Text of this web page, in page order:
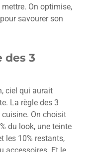
mettre. On optimise,
savourer son
des 3
ciel qui aurait
La règle des 3
cuisine. On choisit
du look, une teinte
les 10% restants,